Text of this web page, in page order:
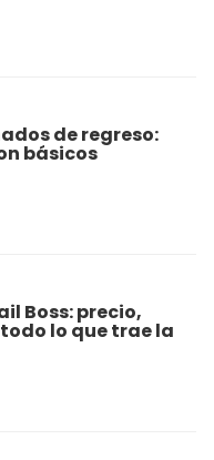
de regreso:
básicos
Boss: precio,
lo que trae la